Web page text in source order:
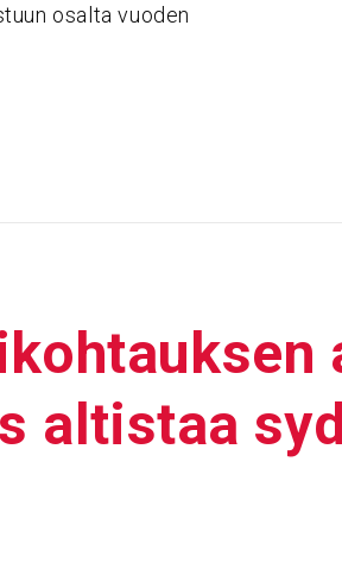
osalta vuoden
altistaa